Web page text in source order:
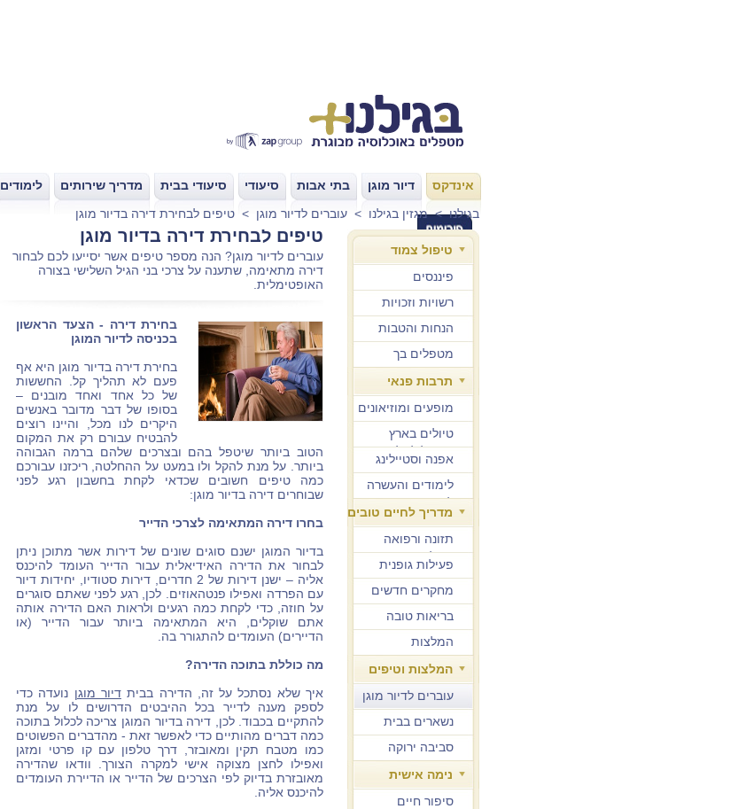
אינדקס דיור מוגן בתי אבות סיעודי סיעודי בבית מדריך שירותים לימודים
בגילנו>מגזין בגילנו > עוברים לדיור מוגן > טיפים לבחירת דירה בדיור מוגן
טיפול צמוד
פיננסים
רשויות וזכויות
הנחות והטבות
מטפלים בך
תרבות פנאי
מופעים ומוזיאונים
טיולים בארץ
ובחו"ל לגיל הזהב
אפנה וסטיילינג
לימודים והעשרה
למבוגרים
מדריך לחיים טובים
תזונה ורפואה
משלימה
פעילות גופנית
מחקרים חדשים
בריאות טובה
המלצות
המלצות וטיפים
עוברים לדיור מוגן
נשארים בבית
סביבה ירוקה
נימה אישית
סיפור חיים
טיפים לבחירת דירה בדיור מוגן
עוברים לדיור מוגן? הנה מספר טיפים אשר יסייעו לכם לבחור
דירה מתאימה, שתענה על צרכי בני הגיל השלישי בצורה
האופטימלית.
בחירת דירה - הצעד הראשון
בכניסה לדיור המוגן
בחירת דירה בדיור מוגן היא אף
פעם לא תהליך קל. החששות
של כל אחד ואחד מובנים –
בסופו של דבר מדובר באנשים
היקרים לנו מכל, והיינו רוצים
להבטיח עבורם רק את המקום
הטוב ביותר שיטפל בהם ובצרכים שלהם ברמה הגבוהה
ביותר. על מנת להקל ולו במעט על ההחלטה, ריכזנו עבורכם
כמה טיפים חשובים שכדאי לקחת בחשבון רגע לפני
שבוחרים דירה בדיור מוגן:
בחרו דירה המתאימה לצרכי הדייר
בדיור המוגן ישנם סוגים שונים של דירות אשר מתוכן ניתן
לבחור את הדירה האידיאלית עבור הדייר העומד להיכנס
אליה – ישנן דירות של 2 חדרים, דירות סטודיו, יחידות דיור
עם הפרדה ואפילו פנטהאוזים. לכן, רגע לפני שאתם סוגרים
על חוזה, כדי לקחת כמה רגעים ולראות האם הדירה אותה
אתם שוקלים, היא המתאימה ביותר עבור הדייר (או
הדיירים) העומדים להתגורר בה.
מה כוללת בתוכה הדירה?
איך שלא נסתכל על זה, הדירה בביתדיור מוגן נועדה כדי
לספק מענה לדייר בכל ההיבטים הדרושים לו על מנת
להתקיים בכבוד. לכן, דירה בדיור המוגן צריכה לכלול בתוכה
כמה דברים מהותיים כדי לאפשר זאת - מהדברים הפשוטים
כמו מטבח תקין ומאובזר, דרך טלפון עם קו פרטי ומזגן
ואפילו לחצן מצוקה אישי למקרה הצורך. וודאו שהדירה
מאובזרת בדיוק לפי הצרכים של הדייר או הדיירת העומדים
להיכנס אליה.